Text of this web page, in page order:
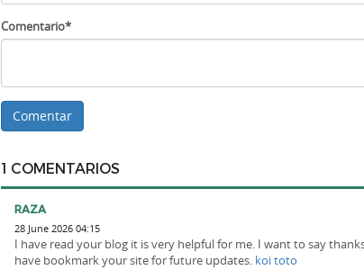
Comentario*
1 COMENTARIOS
RAZA
28 June 2026 04:15
I have read your blog it is very helpful for me. I want to say
have bookmark your site for future updates. koi toto